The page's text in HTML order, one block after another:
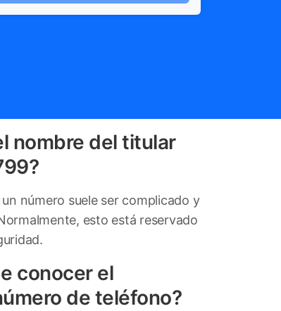
nombre del titular
número suele ser complicado y
esto está reservado
conocer el
de teléfono?